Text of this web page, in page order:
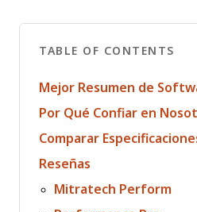
TABLE OF CONTENTS
Mejor Resumen de
Por Qué Confiar en
Comparar
Reseñas
Mitratech Perform